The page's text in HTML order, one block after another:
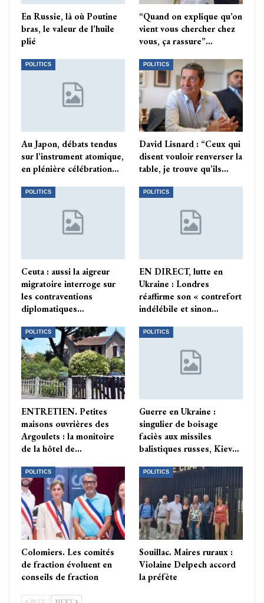
En Russie, là où Poutine
bras, le valeur de l’huile
plié
“Quand on explique qu’on
vient vous chercher chez
vous, ça rassure”…
POLITICS
Au Japon, débats tendus
sur l’instrument atomique,
en plénière célébration…
POLITICS
David Lisnard : “Ceux qui
disent vouloir renverser la
table, je trouve qu’ils…
POLITICS
Ceuta : aussi la aigreur
migratoire interroge sur
les contraventions
diplomatiques…
POLITICS
EN DIRECT, lutte en
Ukraine : Londres
réaffirme son « contrefort
indélébile et sinon…
POLITICS
ENTRETIEN. Petites
maisons ouvrières des
Argoulets : la monitoire
de la hôtel de…
POLITICS
Guerre en Ukraine :
singulier de boisage
faciès aux missiles
balistiques russes, Kiev…
POLITICS
Colomiers. Les comités
de fraction évoluent en
conseils de fraction
POLITICS
Souillac. Maires ruraux :
Violaine Delpech accord
la préfète